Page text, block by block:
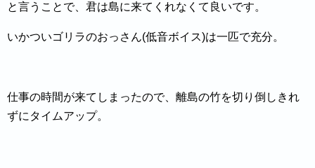
と言うことで、君は島に来てくれなくて良いです。
いかついゴリラのおっさん(低音ボイス)は一匹で充分。
仕事の時間が来てしまったので、離島の竹を切り倒しきれ
ずにタイムアップ。